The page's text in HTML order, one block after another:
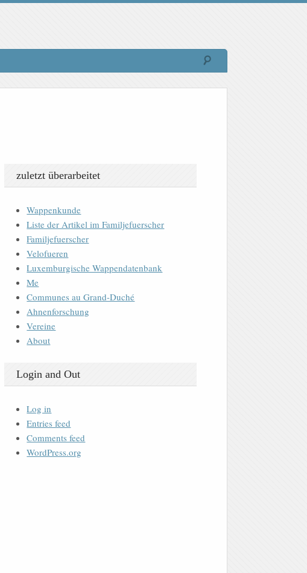
zuletzt überarbeitet
Wappenkunde
Liste der Artikel im Familjefuerscher
Familjefuerscher
Velofueren
Luxemburgische Wappendatenbank
Me
Communes au Grand-Duché
Ahnenforschung
Vereine
About
Login and Out
Log in
Entries feed
Comments feed
WordPress.org